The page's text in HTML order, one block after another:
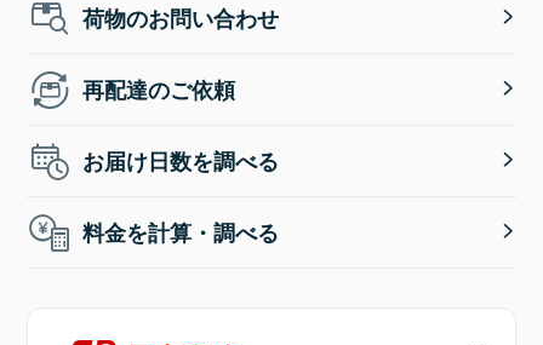
荷物のお問い合わせ
再配達のご依頼
お届け日数を調べる
料金を計算・調べる